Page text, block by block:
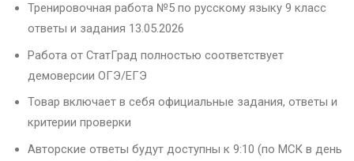
Тренировочная работа №5 по русскому языку 9 класс
ответы и задания 13.05.2026
Работа от СтатГрад полностью соответствует
демоверсии ОГЭ/ЕГЭ
Товар включает в себя официальные задания, ответы и
критерии проверки
Авторские ответы будут доступны к 9:10 (по МСК в день